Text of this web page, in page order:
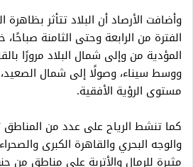
وأضافت الأرصاد أن البلاد تتأثر بظاهرة
الفترة من الرابعة وحتى الثامنة
المؤدية من وإلى شمال البلاد مرورًا
ووسط سيناء، وصولًا إلى شمال
مستوى الرؤية الأفقية.
كما تنشط الرياح على عدد من
والوجه البحري والقاهرة الكبرى
مثيرة للرمال والأتربة على مناطق من